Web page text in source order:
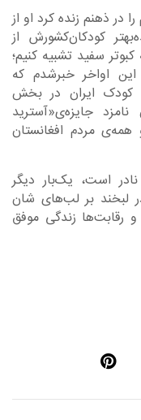
در ذهنم زنده کرد او از
کودکان‌کشورش از
سفید تشبیه کنیم؛
اواخر خبرشدم که
کودک ایران در بخش
جایزه‌ی«آسترید
مردم افغانستان
است، یک‌بار دیگر
لبخند بر لب‌های شان
و رقابت‌ها زندگی موفق